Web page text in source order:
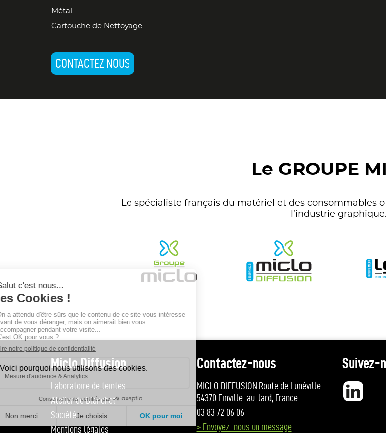
Métal
Cartouche de Nettoyage
CONTACTEZ NOUS
Le GROUPE
Le spécialiste français du matériel et des consommables
l’industrie graphique.
Miclo Diffusion
Laboratoire de teintes
Atelier de Blanchet
Société
Mentions légales
Contactez-nous
MICLO DIFFUSION Route de Lunéville
54370 Einville-au-Jard, France
03 83 72 06 06
> Envoyez-nous un message
Suivez-